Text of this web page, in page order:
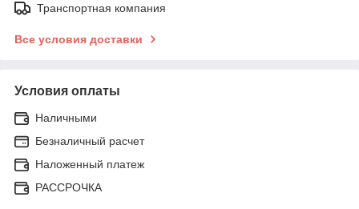
Транспортная компания
Все условия доставки
Условия оплаты
Наличными
Безналичный расчет
Наложенный платеж
РАССРОЧКА